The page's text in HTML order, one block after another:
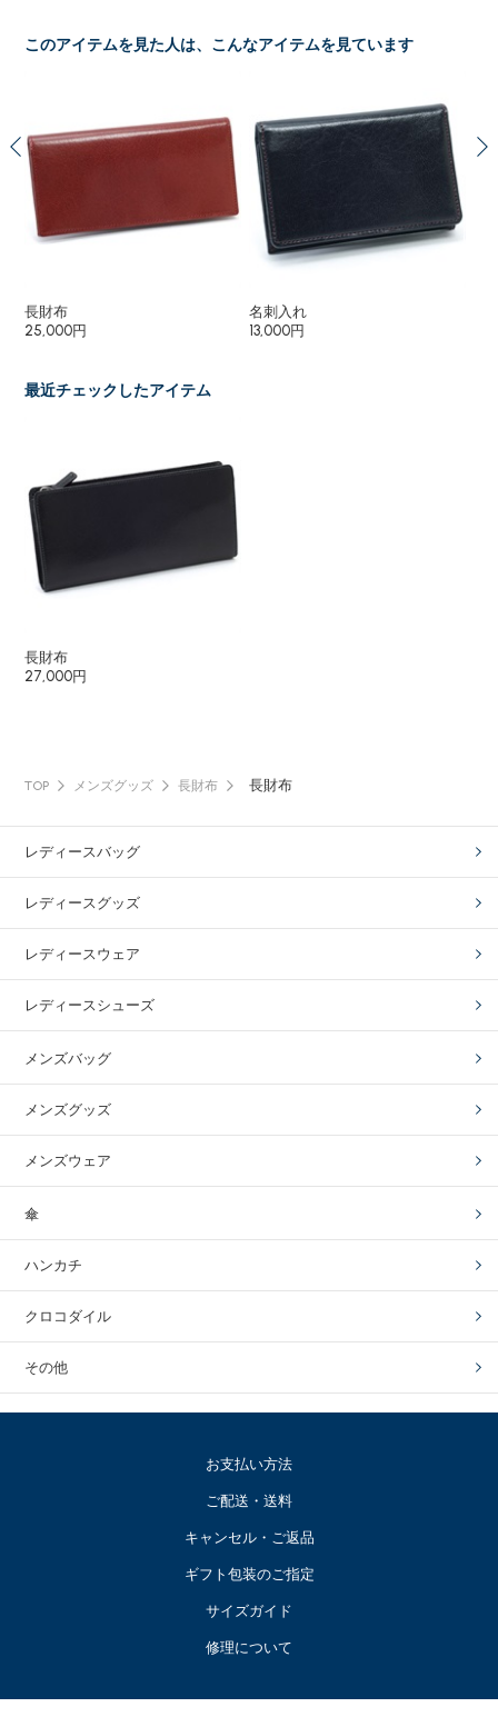
このアイテムを見た人は、こんなアイテムを見ています
長財布
25,000円
名刺入れ
13,000円
最近チェックしたアイテム
長財布
27,000円
TOP メンズグッズ 長財布 長財布
レディースバッグ
レディースグッズ
レディースウェア
レディースシューズ
メンズバッグ
メンズグッズ
メンズウェア
傘
ハンカチ
クロコダイル
その他
お支払い方法
ご配送・送料
キャンセル・ご返品
ギフト包装のご指定
サイズガイド
修理について